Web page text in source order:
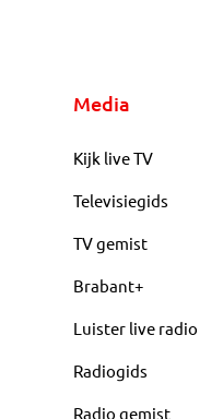
Media
Kijk live TV
Televisiegids
TV gemist
Brabant+
Luister live radio
Radiogids
Radio gemist